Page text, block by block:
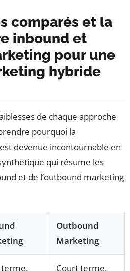
comparés et la
inbound et
pour une
hybride
de chaque approche
pourquoi la
devenue incontournable en
qui résume les
et de l’outbound marketing
Outbound
Marketing
terme, Court terme,